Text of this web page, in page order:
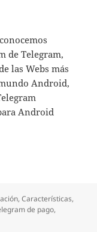
de Telegram,
las Webs más
Android,
Android
filtra en su fase
,Características,
de pago,
Telegram Premium se